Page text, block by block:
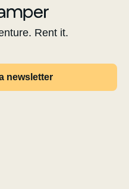
Rent it.
newsletter